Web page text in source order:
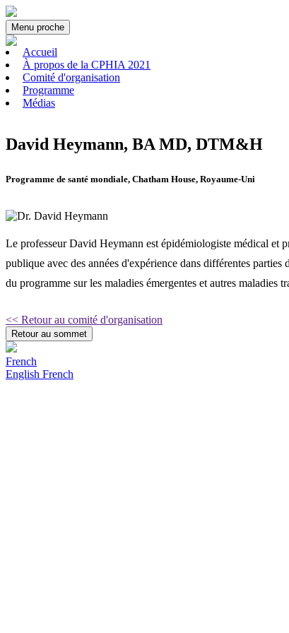
Menu proche
Accueil
À propos de la CPHIA 2021
Comité d'organisation
Programme
Médias
David Heymann, BA MD, DTM&H
Programme de santé mondiale, Chatham House, Royaume-Uni
Le professeur David Heymann est épidémiologiste médical et
publique avec des années d'expérience dans différentes
du programme sur les maladies émergentes et autres
<< Retour au comité d'organisation
Retour au sommet
French
English French